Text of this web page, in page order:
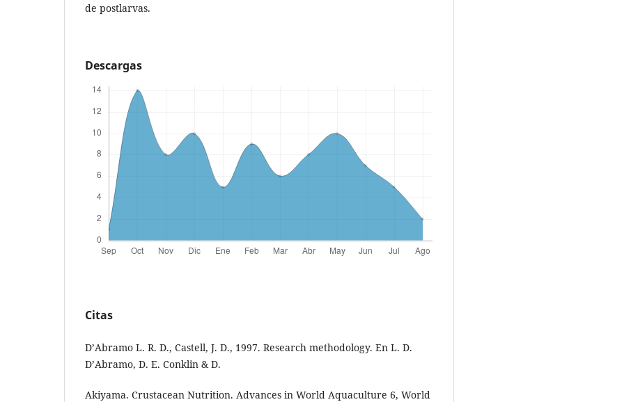
de postlarvas.
Descargas
Citas
D’Abramo L. R. D., Castell, J. D., 1997. Research methodology. En L. D.
D’Abramo, D. E. Conklin & D.
Akiyama. Crustacean Nutrition. Advances in World Aquaculture 6, World